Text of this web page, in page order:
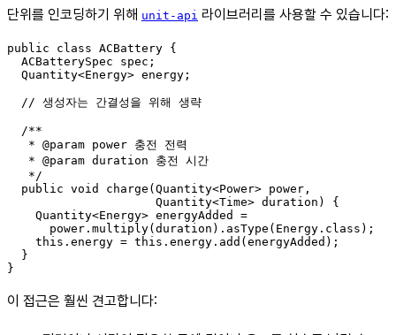
단위를 인코딩하기 위해 unit-api 라이브러리를 사용할 수 있습니다:
public class ACBattery {
  ACBatterySpec spec;
  Quantity<Energy> energy;
  // 생성자는 간결성을 위해 생략
  /**
   * @param power 충전 전력
   * @param duration 충전 시간
   */
  public void charge(Quantity<Power> power,
                     Quantity<Time> duration) {
    Quantity<Energy> energyAdded =
      power.multiply(duration).asType(Energy.class);
    this.energy = this.energy.add(energyAdded);
  }
이 접근은 훨씬 견고합니다: